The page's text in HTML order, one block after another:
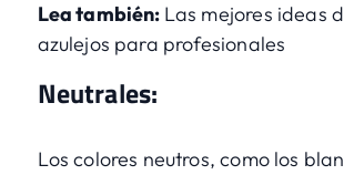
Lea también: Las mejores ideas
azulejos para profesionales
Neutrales:
Los colores neutros, como los